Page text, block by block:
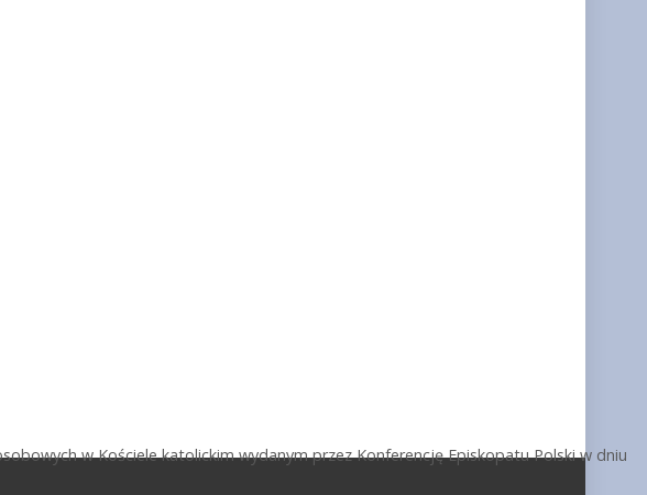
w Kościele katolickim wydanym przez Konferencję Episkopatu Polski w dniu